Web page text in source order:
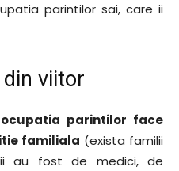
parintilor sai, care ii
viitor
parintilor face
familiala (exista familii
au fost de medici, de